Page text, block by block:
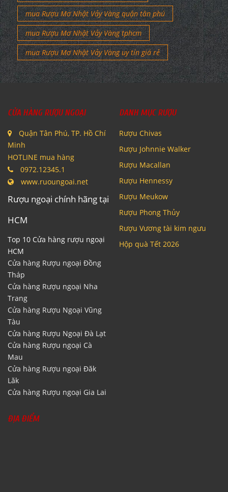
mua Rượu Mơ Nhật Vảy Vàng quận tân phú
mua Rượu Mơ Nhật Vảy Vàng tphcm
mua Rượu Mơ Nhật Vảy Vàng uy tín giá rẻ
CỬA HÀNG RƯỢU NGOẠI
Quận Tân Phú, TP. Hồ Chí
Minh
HOTLINE mua hàng
0972.12345.1
www.ruoungoai.net
Rượu ngoại chính hãng tại
HCM
Top 10 Cửa hàng rượu ngoại
HCM
Cửa hàng Rượu ngoại Đồng
Tháp
Cửa hàng Rượu ngoại Nha
Trang
Cửa hàng Rượu Ngoại Vũng
Tàu
Cửa hàng Rượu Ngoại Đà Lạt
Cửa hàng Rượu ngoại Cà
Mau
Cửa hàng Rượu ngoại Đăk
Lăk
Cửa hàng Rượu ngoại Gia Lai
DANH MỤC RƯỢU
Rượu Chivas
Rượu Johnnie Walker
Rượu Macallan
Rượu Hennessy
Rượu Meukow
Rượu Phong Thủy
Rượu Vương tài kim ngưu
Hộp quà Tết 2026
ĐỊA ĐIỂM